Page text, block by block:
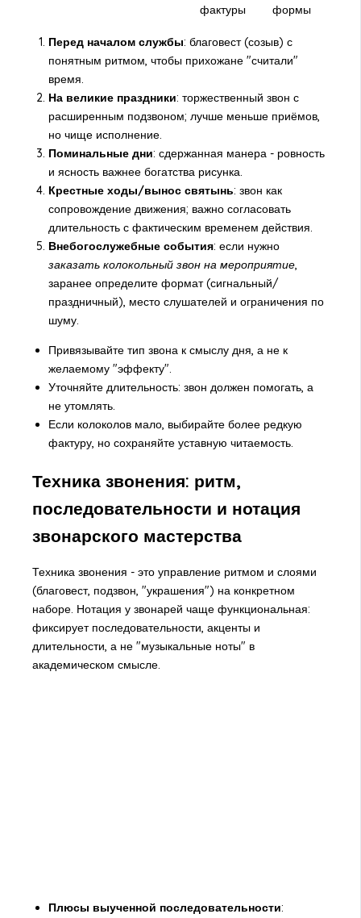
фактуры
формы
Перед началом службы: благовест (созыв) с
понятным ритмом, чтобы прихожане "считали"
время.
На великие праздники: торжественный звон с
расширенным подзвоном; лучше меньше приёмов,
но чище исполнение.
Поминальные дни: сдержанная манера - ровность
и ясность важнее богатства рисунка.
Крестные ходы/вынос святынь: звон как
сопровождение движения; важно согласовать
длительность с фактическим временем действия.
Внебогослужебные события: если нужно
заказать колокольный звон на мероприятие,
заранее определите формат (сигнальный/
праздничный), место слушателей и ограничения по
шуму.
Привязывайте тип звона к смыслу дня, а не к
желаемому "эффекту".
Уточняйте длительность: звон должен помогать, а
не утомлять.
Если колоколов мало, выбирайте более редкую
фактуру, но сохраняйте уставную читаемость.
Техника звонения: ритм,
последовательности и нотация
звонарского мастерства
Техника звонения - это управление ритмом и слоями
(благовест, подзвон, "украшения") на конкретном
наборе. Нотация у звонарей чаще функциональная:
фиксирует последовательности, акценты и
длительности, а не "музыкальные ноты" в
академическом смысле.
Плюсы выученной последовательности: